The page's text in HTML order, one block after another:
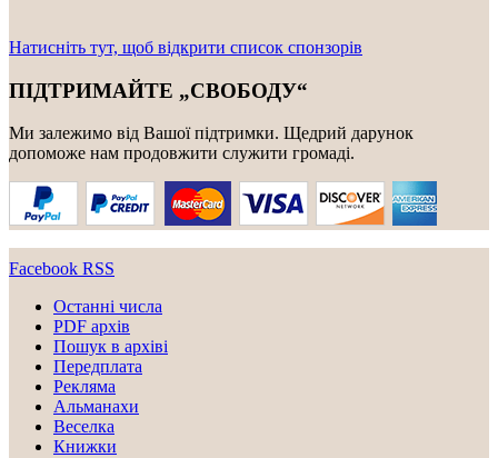
Натисніть тут, щоб відкрити список спонзорів
ПІДТРИМАЙТЕ „СВОБОДУ“
Ми залежимо від Вашої підтримки. Щедрий дарунок
допоможе нам продовжити служити громаді.
Facebook RSS
Останні числа
PDF архів
Пошук в архіві
Передплата
Рекляма
Альманахи
Веселка
Книжки